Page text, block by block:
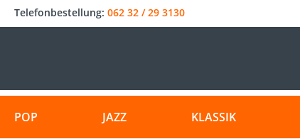
Telefonbestellung: 062 32 / 29 3130
POP JAZZ KLASSIK